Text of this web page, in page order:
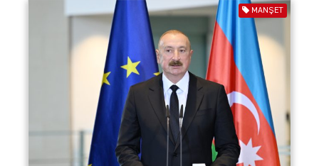
MANŞET